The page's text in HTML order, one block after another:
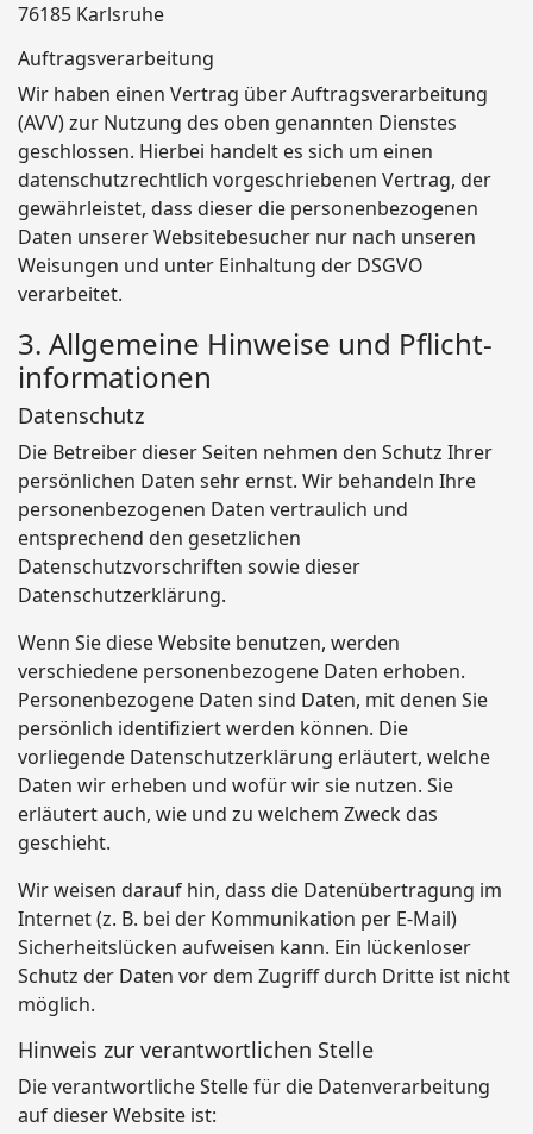
76185 Karlsruhe
Auftragsverarbeitung
Wir haben einen Vertrag über Auftragsverarbeitung
(AVV) zur Nutzung des oben genannten Dienstes
geschlossen. Hierbei handelt es sich um einen
datenschutzrechtlich vorgeschriebenen Vertrag, der
gewährleistet, dass dieser die personenbezogenen
Daten unserer Websitebesucher nur nach unseren
Weisungen und unter Einhaltung der DSGVO
verarbeitet.
3. Allgemeine Hinweise und Pflicht­
informationen
Datenschutz
Die Betreiber dieser Seiten nehmen den Schutz Ihrer
persönlichen Daten sehr ernst. Wir behandeln Ihre
personenbezogenen Daten vertraulich und
entsprechend den gesetzlichen
Datenschutzvorschriften sowie dieser
Datenschutzerklärung.
Wenn Sie diese Website benutzen, werden
verschiedene personenbezogene Daten erhoben.
Personenbezogene Daten sind Daten, mit denen Sie
persönlich identifiziert werden können. Die
vorliegende Datenschutzerklärung erläutert, welche
Daten wir erheben und wofür wir sie nutzen. Sie
erläutert auch, wie und zu welchem Zweck das
geschieht.
Wir weisen darauf hin, dass die Datenübertragung im
Internet (z. B. bei der Kommunikation per E-Mail)
Sicherheitslücken aufweisen kann. Ein lückenloser
Schutz der Daten vor dem Zugriff durch Dritte ist nicht
möglich.
Hinweis zur verantwortlichen Stelle
Die verantwortliche Stelle für die Datenverarbeitung
auf dieser Website ist: